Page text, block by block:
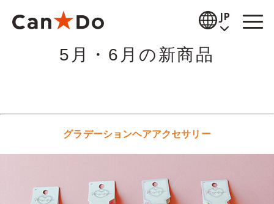
JP
閲覧補助
5月・6月の新商品
グラデーションヘアアクセサリー